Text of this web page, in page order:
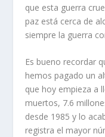
que esta guerra
paz está cerca de
siempre la guerra
Es bueno recordar
hemos pagado un
que hoy empieza a
muertos, 7.6
desde 1985 y lo
registra el mayor